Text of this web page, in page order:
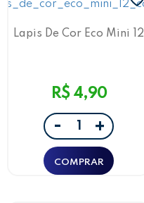
Lapis De Cor Eco Mini 12
R$ 4,90
- +